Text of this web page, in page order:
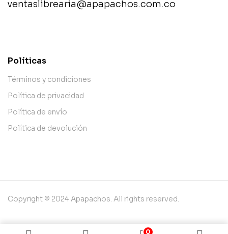
ventaslibrearia@apapachos.com.co
Políticas
Términos y condiciones
Política de privacidad
Política de envío
Política de devolución
Copyright © 2024 Apapachos. All rights reserved.
0